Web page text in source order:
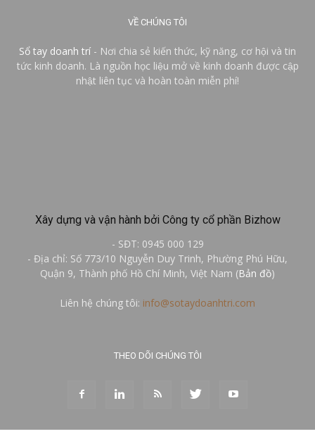
VỀ CHÚNG TÔI
Sổ tay doanh trí - Nơi chia sẻ kiến thức, kỹ năng, cơ hội và tin
tức kinh doanh. Là nguồn học liệu mở về kinh doanh được cập
nhật liên tục và hoàn toàn miễn phí!
Xây dựng và vận hành bởi Công ty cổ phần Bizhow
- SĐT: 0945 000 129
- Địa chỉ: Số 773/10 Nguyễn Duy Trinh, Phường Phú Hữu,
Quận 9, Thành phố Hồ Chí Minh, Việt Nam (Bản đồ)
Liên hệ chúng tôi: info@sotaydoanhtri.com
THEO DÕI CHÚNG TÔI